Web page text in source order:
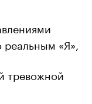
«Я»,
тревожной